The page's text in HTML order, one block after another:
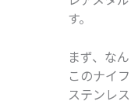
す。
まず、な
このナイ
ステンレ